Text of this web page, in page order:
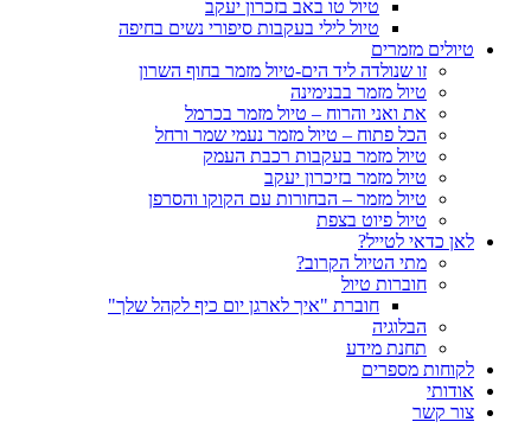
טיול טו באב בזכרון יעקב
טיול לילי בעקבות סיפורי נשים בחיפה
טיולים מזמרים
זו שנולדה ליד הים-טיול מזמר בחוף השרון
טיול מזמר בבנימינה
את ואני והרוח – טיול מזמר בכרמל
הכל פתוח – טיול מזמר נעמי שמר ורחל
טיול מזמר בעקבות רכבת העמק
טיול מזמר בזיכרון יעקב
טיול מזמר – הבחורות עם הקוקו והסרפן
טיול פיוט בצפת
לאן כדאי לטייל?
מתי הטיול הקרוב?
חוברות טיול
חוברת "איך לארגן יום כיף לקהל שלך"
הבלוגיה
תחנת מידע
לקוחות מספרים
אודותי
צור קשר